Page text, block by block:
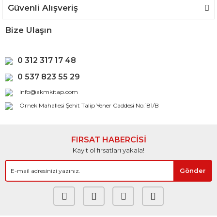
Güvenli Alışveriş
Bize Ulaşın
0 312 317 17 48
0 537 823 55 29
info@akmkitap.com
Örnek Mahallesi Şehit Talip Yener Caddesi No:181/B
FIRSAT HABERCİSİ
Kayıt ol fırsatları yakala!
Gönder